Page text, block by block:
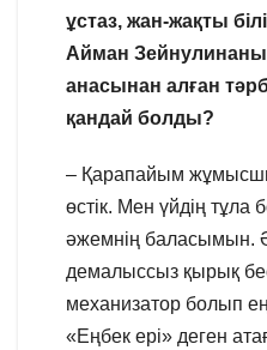
ұстаз, жан-жақты
Айман
анасынан алған
қандай болды?
– Қарапайым
өстік. Мен үйдің
әжемнің баласымын.
демалыссыз қырық
механизатор болып
«Еңбек ері» деген